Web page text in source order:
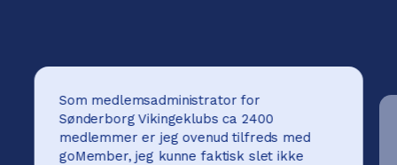
Som medlemsadministrator for
Sønderborg Vikingeklubs ca 2400
medlemmer er jeg ovenud tilfreds med
goMember, jeg kunne faktisk slet ikke